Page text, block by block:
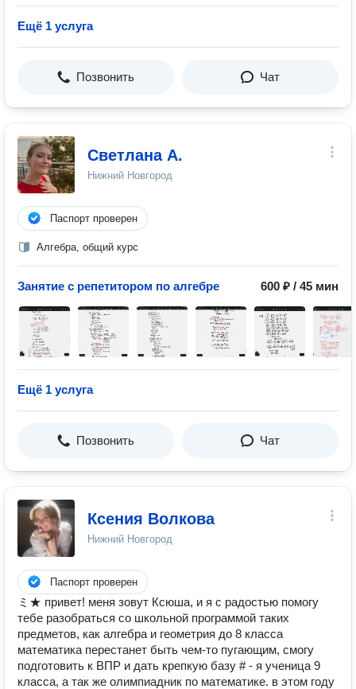
Ещё 1 услуга
Позвонить Чат
Светлана А.
Нижний Новгород
Паспорт проверен
Алгебра, общий курс
Занятие с репетитором по алгебре 600 ₽ / 45 мин
Ещё 1 услуга
Позвонить Чат
Ксения Волкова
Нижний Новгород
Паспорт проверен
ミ★ привет! меня зовут Ксюша, и я с радостью помогу
тебе разобраться со школьной программой таких
предметов, как алгебра и геометрия до 8 класса
математика перестанет быть чем-то пугающим, смогу
подготовить к ВПР и дать крепкую базу # - я ученица 9
класса, а так же олимпиадник по математике. в этом году